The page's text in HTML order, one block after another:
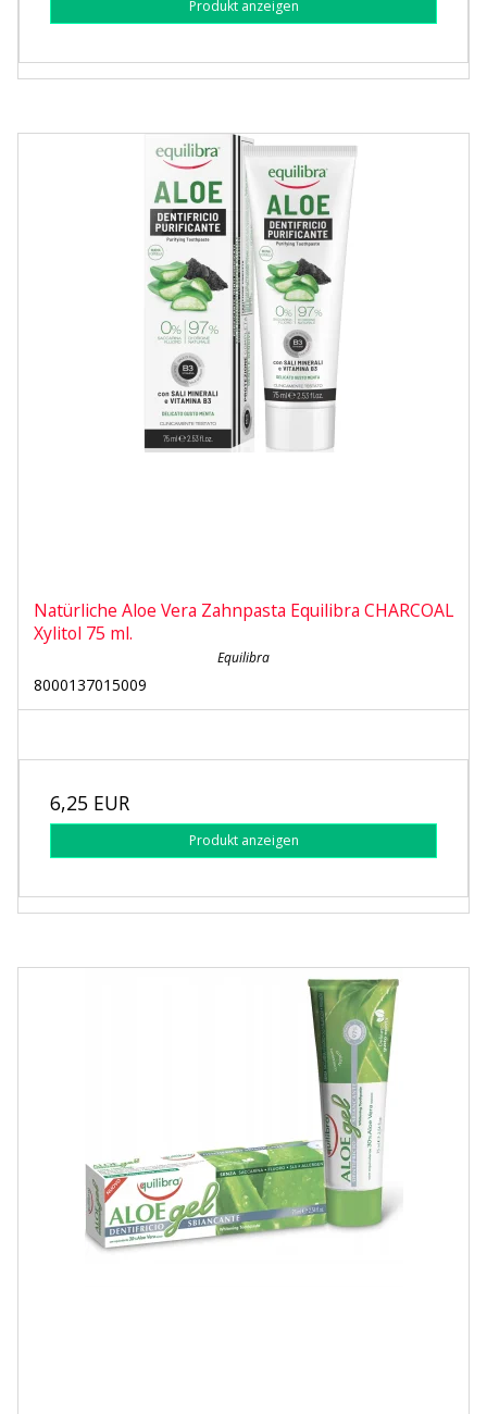
Produkt anzeigen
Natürliche Aloe Vera Zahnpasta Equilibra CHARCOAL
Xylitol 75 ml.
Equilibra
8000137015009
6,25 EUR
Produkt anzeigen